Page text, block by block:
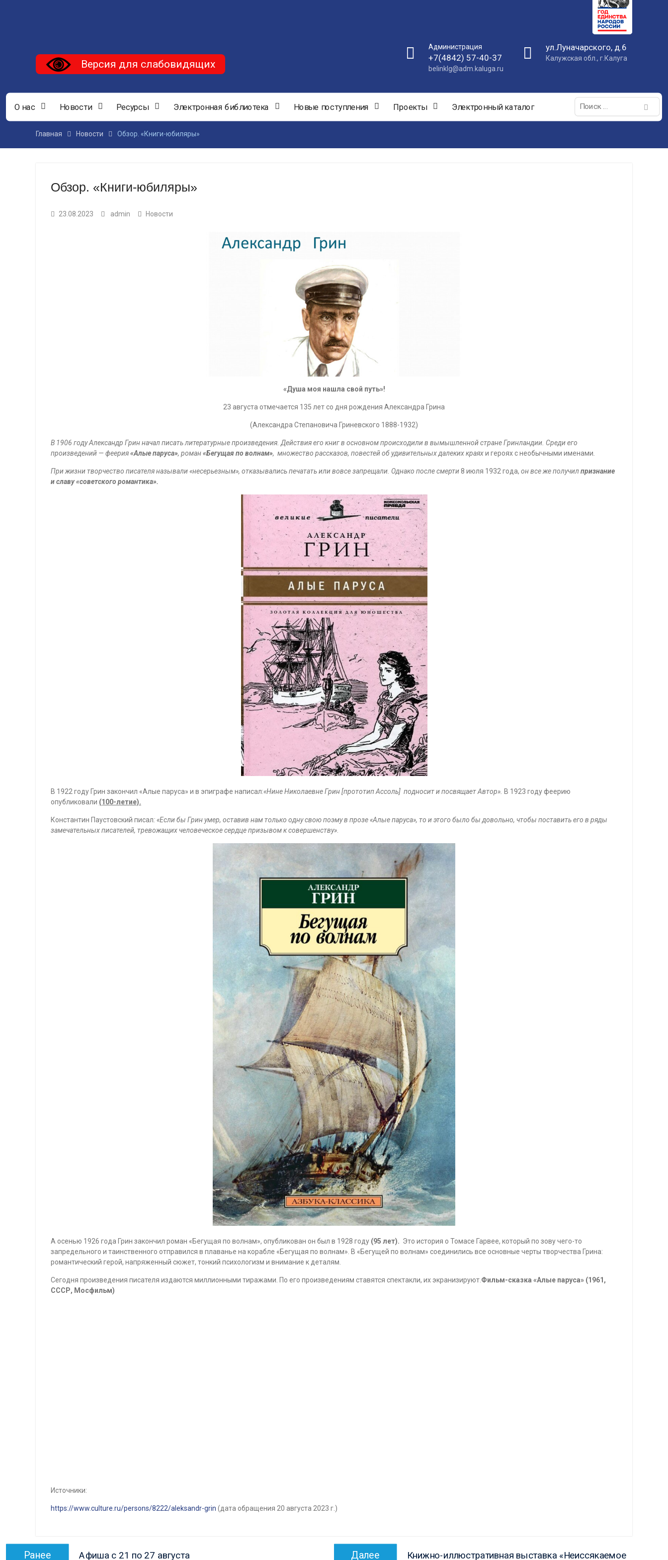
Администрация
+7(4842) 57-40-37
belinklg@adm.kaluga.ru
ул.Луначарского, д.6
Калужская обл., г.Калуга
Версия для слабовидящих
О нас Новости Ресурсы Электронная библиотека Новые поступления Проекты Электронный каталог
Поиск:
Главная Новости Обзор. «Книги-юбиляры»
Обзор. «Книги-юбиляры»
23.08.2023 admin Новости
«Душа моя нашла свой путь»!
23 августа отмечается 135 лет со дня рождения Александра Грина
(Александра Степановича Гриневского 1888-1932)
В 1906 году Александр Грин начал писать литературные произведения. Действия его книг в основном происходили в вымышленной стране Гринландии. Среди его
произведений — феерия«Алые паруса», роман«Бегущая по волнам», множество рассказов, повестей об удивительных далеких краяхи героях с необычными именами
При жизни творчество писателя называли «несерьезным», отказывались печатать или вовсе запрещали. Однако после смерти8 июля 1932 года, он все же получилпризнание
и славу«советского романтика».
В 1922 году Грин закончил «Алые паруса» и в эпиграфе написал:«Нине Николаевне Грин [прототип Ассоль] подносит и посвящает Автор». В 1923 году феерию
опубликовали (100-летие).
Константин Паустовский писал: «Если бы Грин умер, оставив нам только одну свою поэму в прозе «Алые паруса», то и этого было бы довольно, чтобы поставить его в ряды
замечательных писателей, тревожащих человеческое сердце призывом к совершенству»
А осенью 1926 года Грин закончил роман «Бегущая по волнам», опубликован он был в 1928 году (95 лет). Это история о Томасе Гарвее, который по зову чего-то
запредельного и таинственного отправился в плаванье на корабле «Бегущая по волнам». В «Бегущей по волнам» соединились все основные черты творчества Грина:
романтический герой, напряженный сюжет, тонкий психологизм и внимание к деталям.
Сегодня произведения писателя издаются миллионными тиражами. По его произведениям ставятся спектакли, их экранизируют. Фильм-сказка «Алые паруса» (1961,
СССР, Мосфильм)
Источники:
https://www.culture.ru/persons/8222/aleksandr-grin (дата обращения 20 августа 2023 г.)
Навигация
Ранее Предыдущая
Афиша с 21 по 27 августа Далее Книжно-иллюстративная выставка «Неиссякаемое